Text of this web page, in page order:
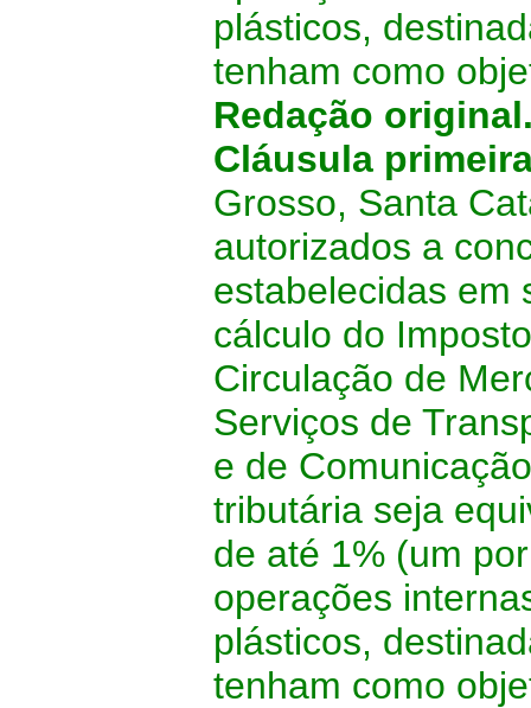
plásticos,
tenham como
Redação
Cláusula
Grosso, Santa
autorizados a
estabelecidas em
cálculo do
Circulação de
Serviços de
e de
tributária seja
de até 1% (um
operações
plásticos,
tenham como